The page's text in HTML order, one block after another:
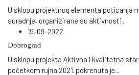
U sklopu projektnog elementa poticanja
suradnje, organizirane su aktivnosti
19-09-2022
Dobrograd
U sklopu projekta Aktivna i kvalitetna
početkom rujna 2021. pokrenuta je